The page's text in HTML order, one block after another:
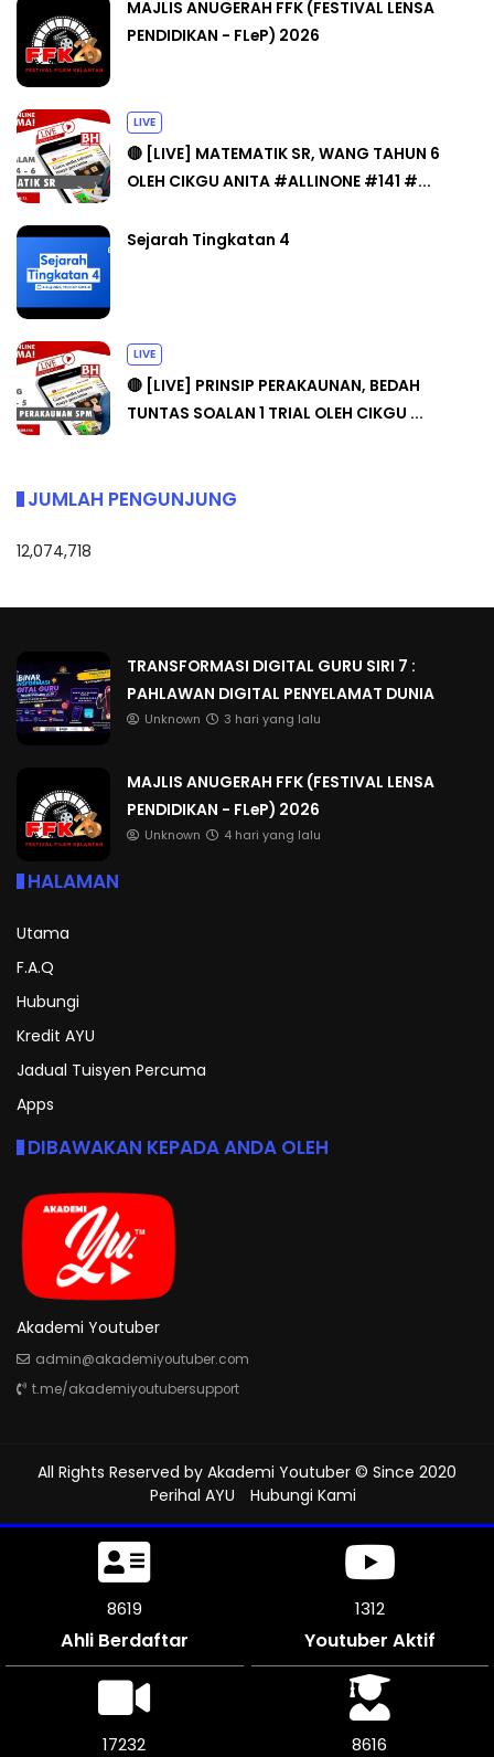
MAJLIS ANUGERAH FFK (FESTIVAL LENSA
PENDIDIKAN - FLeP) 2026
LIVE
🔴 [LIVE] MATEMATIK SR, WANG TAHUN 6
OLEH CIKGU ANITA #ALLINONE #141 #...
Sejarah Tingkatan 4
LIVE
🔴 [LIVE] PRINSIP PERAKAUNAN, BEDAH
TUNTAS SOALAN 1 TRIAL OLEH CIKGU ...
JUMLAH PENGUNJUNG
12,074,718
TRANSFORMASI DIGITAL GURU SIRI 7 :
PAHLAWAN DIGITAL PENYELAMAT DUNIA
Unknown 3 hari yang lalu
MAJLIS ANUGERAH FFK (FESTIVAL LENSA
PENDIDIKAN - FLeP) 2026
Unknown 4 hari yang lalu
HALAMAN
Utama
F.A.Q
Hubungi
Kredit AYU
Jadual Tuisyen Percuma
Apps
DIBAWAKAN KEPADA ANDA OLEH
Akademi Youtuber
admin@akademiyoutuber.com
t.me/akademiyoutubersupport
All Rights Reserved by Akademi Youtuber © Since 2020
Perihal AYU
Hubungi Kami
8955
Ahli Berdaftar
1312
Youtuber Aktif
17910 8955